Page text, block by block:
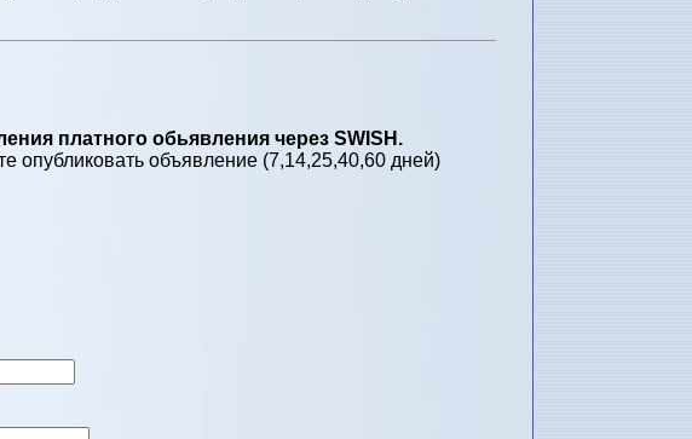
платного обьявления через SWISH.
опубликовать объявление (7,14,25,40,60 дней)